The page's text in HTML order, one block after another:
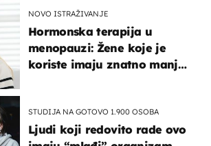
NOVO ISTRAŽIVANJE
Hormonska terapija u
menopauzi: Žene koje je
koriste imaju znatno manji
STUDIJA NA GOTOVO 1.900 OSOBA
Ljudi koji redovito rade ovo